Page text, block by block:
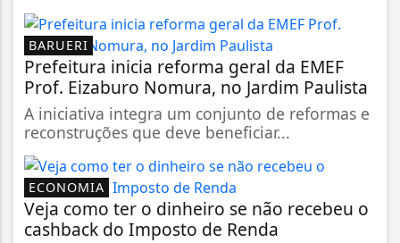
BARUERI
Prefeitura inicia reforma geral da EMEF
Prof. Eizaburo Nomura, no Jardim Paulista
A iniciativa integra um conjunto de reformas e
reconstruções que deve beneficiar...
ECONOMIA
Veja como ter o dinheiro se não recebeu o
cashback do Imposto de Renda